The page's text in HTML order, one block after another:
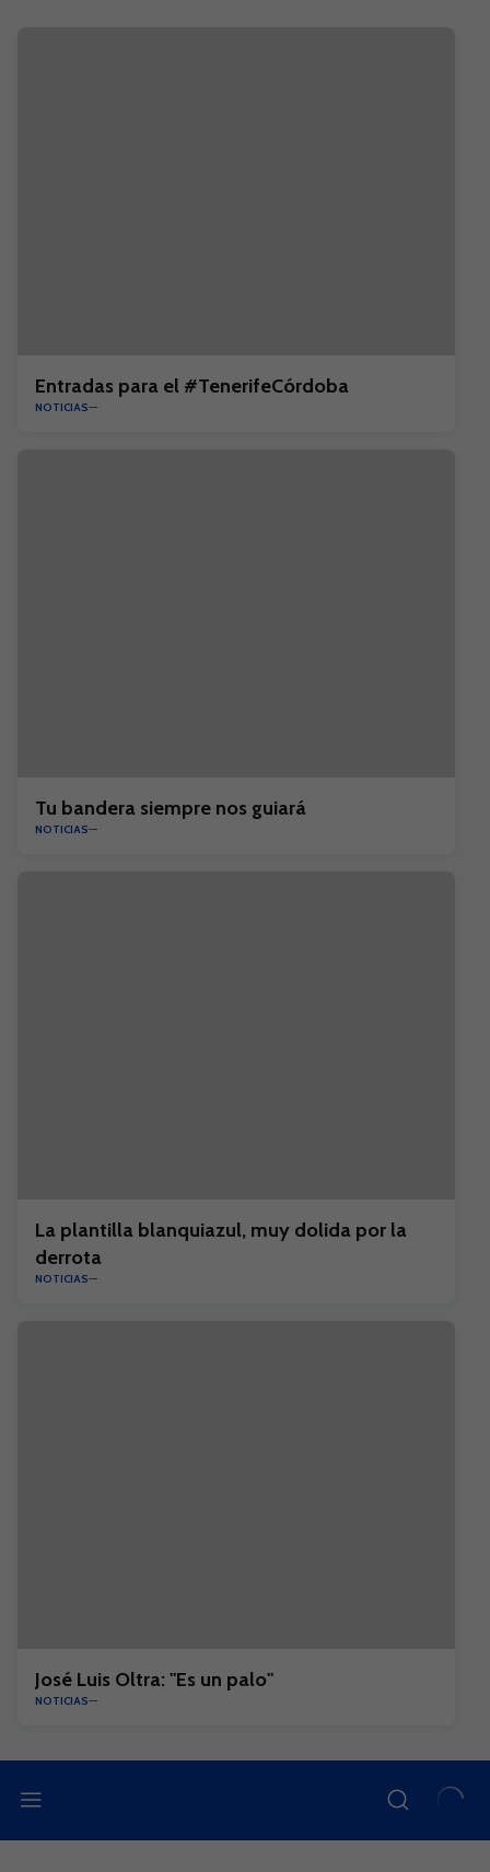
Entradas para el #TenerifeCórdoba
NOTICIAS
Tu bandera siempre nos guiará
NOTICIAS
La plantilla blanquiazul, muy dolida por la
derrota
NOTICIAS
José Luis Oltra: "Es un palo"
NOTICIAS